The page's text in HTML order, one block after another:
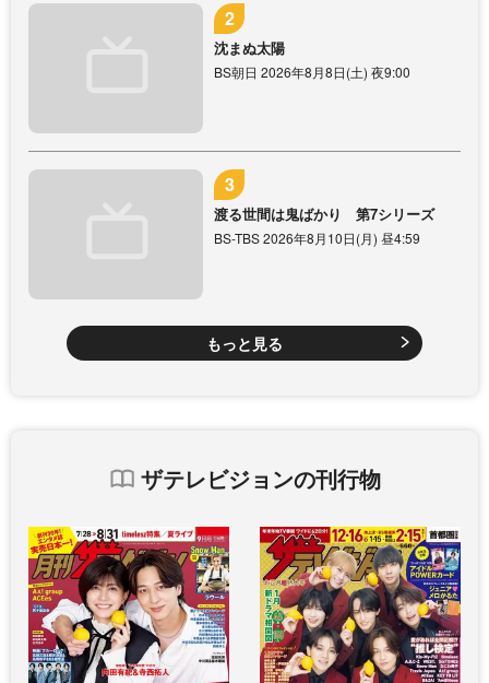
沈まぬ太陽
BS朝日 2026年8月8日(土) 夜9:00
渡る世間は鬼ばかり 第7シリーズ
BS-TBS 2026年8月10日(月) 昼4:59
もっと見る
ザテレビジョンの刊行物